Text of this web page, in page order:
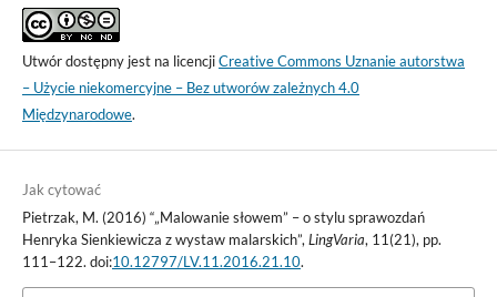
Utwór dostępny jest na licencjiCreative Commons Uznanie autorstwa
– Użycie niekomercyjne – Bez utworów zależnych 4.0
Międzynarodowe.
Jak cytować
Pietrzak, M. (2016) “„Malowanie słowem” – o stylu sprawozdań
Henryka Sienkiewicza z wystaw malarskich”,LingVaria, 11(21), pp.
111–122. doi:10.12797/LV.11.2016.21.10.